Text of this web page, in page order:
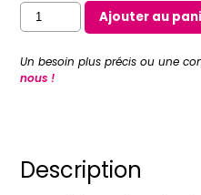
quantité
de
Bracelet
jonc
bague
Ajouter au
Un besoin plus précis ou une
nous !
Description